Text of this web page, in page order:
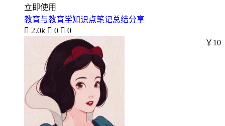
立即使用
教育与教育学知识点笔记总结分享
 2.0k  0  0
￥10